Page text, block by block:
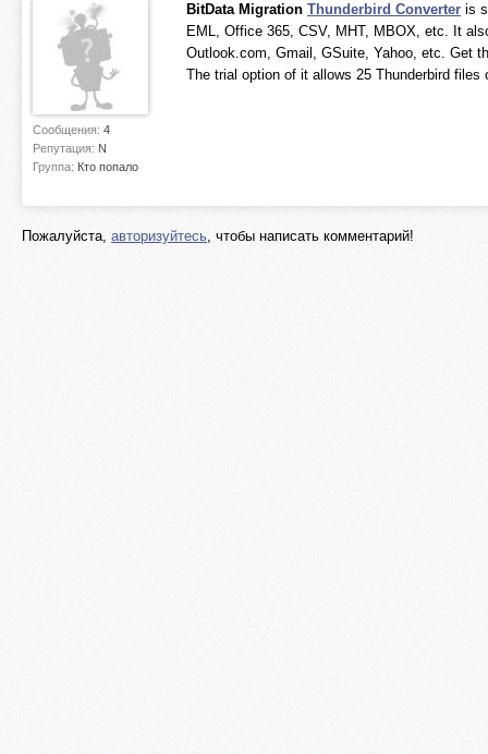
Сообщения: 4
Репутация: N
Группа: Кто попало
BitData Migration Thunderbird Converter is
EML, Office 365, CSV, MHT, MBOX, etc. It
Outlook.com, Gmail, GSuite, Yahoo, etc. Get
The trial option of it allows 25 Thunderbird
Пожалуйста, авторизуйтесь, чтобы написать комментарий!